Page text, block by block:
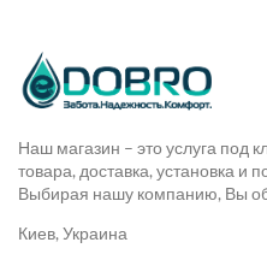
Наш магазин – это услуга под
товара, доставка, установка и
Выбирая нашу компанию, Вы
Киев, Украина